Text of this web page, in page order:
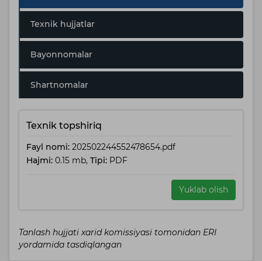
Texnik hujjatlar
Bayonnomalar
Shartnomalar
Texnik topshiriq
Fayl nomi: 202502244552478654.pdf
Hajmi: 0.15 mb, Tipi: PDF
Yuklab olish
Tanlash hujjati xarid komissiyasi tomonidan ERI
yordamida tasdiqlangan